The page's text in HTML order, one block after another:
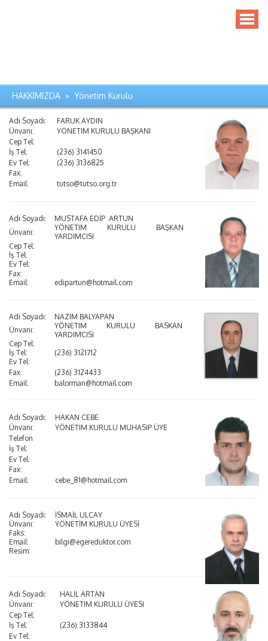
HAKKIMIZDA » Yönetim Kurulu
Adı Soyadı:
FARUK AYDIN
Ünvanı:
YÖNETIM KURULU BAŞKANI
Cep Tel:
İş Tel:
(236) 3141450
Ev Tel:
(236) 3136825
Fax:
Email:
tutso@tutso.org.tr
Adı Soyadı:
MUSTAFA EDİP ARTUN
Ünvanı:
YÖNETIM KURULU BAŞKAN
YARDIMCISI
Cep Tel:
İş Tel:
Ev Tel:
Fax:
Email:
edipartun@hotmail.com
Adı Soyadı:
NAZIM BALYAPAN
Ünvanı:
YÖNETIM KURULU BASKAN
YARDIMCISI
Cep Tel:
İş Tel:
(236) 3121712
Ev Tel:
Fax:
(236) 3124433
Email:
balorman@hotmail.com
Adı Soyadı:
HAKAN CEBE
Ünvanı:
YÖNETIM KURULU MUHASIP ÜYE
Telefon
İş Tel:
Ev Tel:
Fax:
Email:
cebe_81@hotmail.com
Adı Soyadı:
İSMAİL ULCAY
Ünvanı:
YÖNETİM KURULU ÜYESİ
Faks:
Email:
bilgi@egereduktor.com
Resim:
Adı Soyadı:
HALİL ARTAN
Ünvanı:
YÖNETIM KURULU ÜYESI
Cep Tel:
İş Tel:
(236) 3133844
Ev Tel: